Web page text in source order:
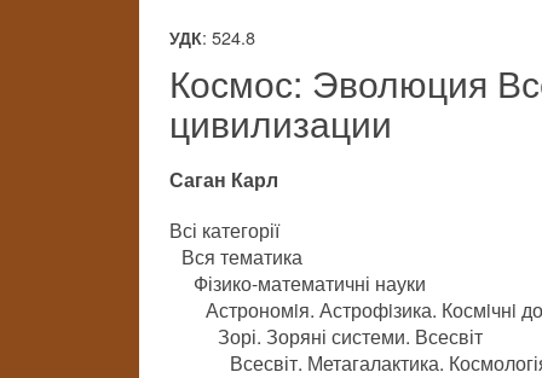
УДК: 524.8
Космос: Эволюция
цивилизации
Саган Карл
Всі категорії
Вся тематика
Фізико-математичні науки
Астрономiя. Астрофiзика. Космiчнi
Зорі. Зоряні системи. Всесвіт
Всесвіт. Метагалактика.